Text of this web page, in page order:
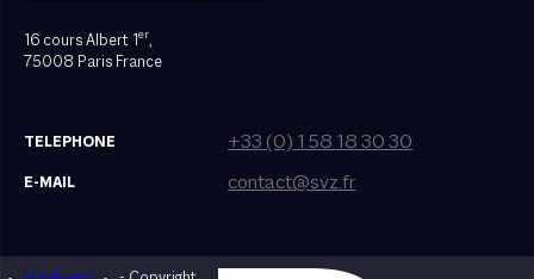
16 cours Albert 1er,
75008 Paris France
TELEPHONE +33 (0) 1 58 18 30 30
E-MAIL contact@svz.fr